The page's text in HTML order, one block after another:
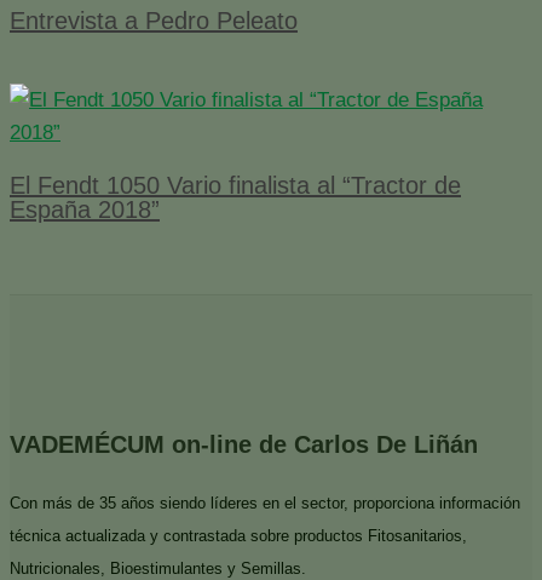
Entrevista a Pedro Peleato
El Fendt 1050 Vario finalista al “Tractor de
España 2018”
VADEMÉCUM on-line de Carlos De Liñán
Con más de 35 años siendo líderes en el sector, proporciona información
técnica actualizada y contrastada sobre productos Fitosanitarios,
Nutricionales, Bioestimulantes y Semillas.